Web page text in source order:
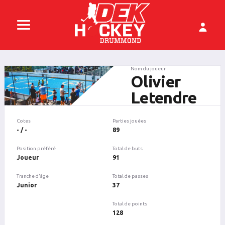
Nom du joueur
Olivier
Letendre
Cotes
- / -
Position préféré
Joueur
Tranche d'âge
Junior
Parties jouées
89
Total de buts
91
Total de passes
37
Total de points
128